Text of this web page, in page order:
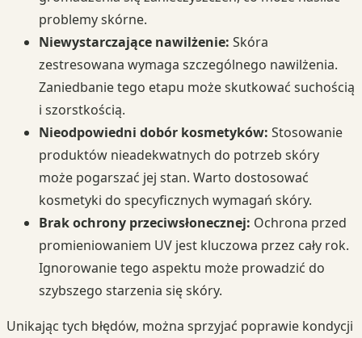
problemy skórne.
Niewystarczające nawilżenie: Skóra
zestresowana wymaga szczególnego nawilżenia.
Zaniedbanie tego etapu może skutkować suchością
i szorstkością.
Nieodpowiedni dobór kosmetyków: Stosowanie
produktów nieadekwatnych do potrzeb skóry
może pogarszać jej stan. Warto dostosować
kosmetyki do specyficznych wymagań skóry.
Brak ochrony przeciwsłonecznej: Ochrona przed
promieniowaniem UV jest kluczowa przez cały rok.
Ignorowanie tego aspektu może prowadzić do
szybszego starzenia się skóry.
Unikając tych błędów, można sprzyjać poprawie kondycji